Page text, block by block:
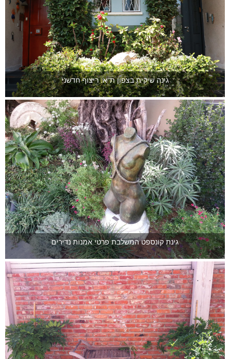
גינה שיקית בצפון ת"א. ריצוף חדשני
גינת קונספט המשלבת פרטי אמנות נדירים